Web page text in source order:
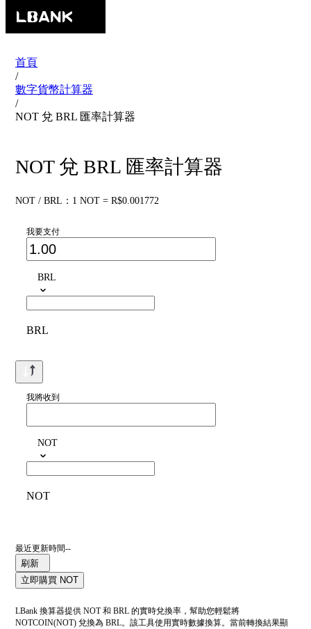
首頁
/
數字貨幣計算器
/
NOT 兌 BRL 匯率計算器
NOT 兌 BRL 匯率計算器
NOT / BRL：1 NOT = R$0.001772
我要支付
BRL
BRL
我將收到
NOT
NOT
最近更新時間--
刷新
立即購買 NOT
LBank 換算器提供 NOT 和 BRL 的實時兌換率，幫助您輕鬆將
NOTCOIN(NOT) 兌換為 BRL。該工具使用實時數據換算。當前轉換結果顯